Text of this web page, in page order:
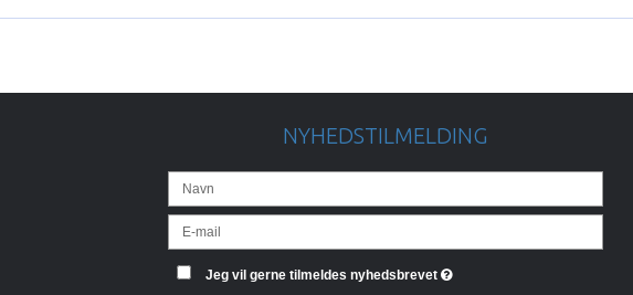
NYHEDSTILMELDING
Jeg vil gerne tilmeldes nyhedsbrevet